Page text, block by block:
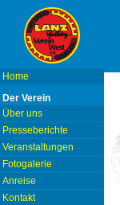
Home
Der Verein
Über uns
Presseberichte
Veranstaltungen
Fotogalerie
Anreise
Kontakt